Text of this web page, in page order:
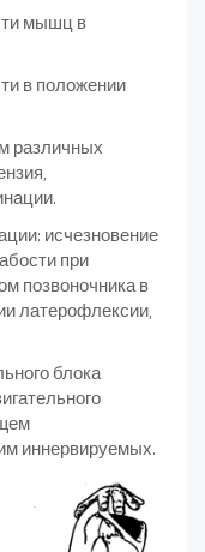
мышц в
в положении
различных
исчезновение
при
позвоночника в
латерофлексии,
блока
иннервируемых.